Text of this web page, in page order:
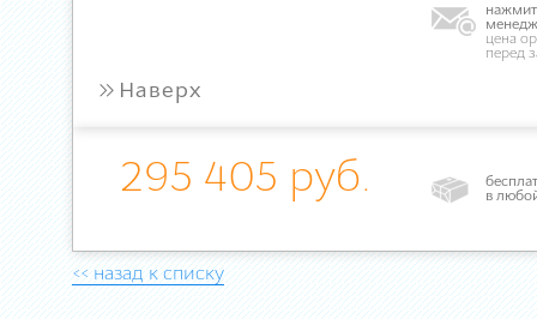
цена
перед
» Наверх
295 405 руб.
в
<< назад к списку